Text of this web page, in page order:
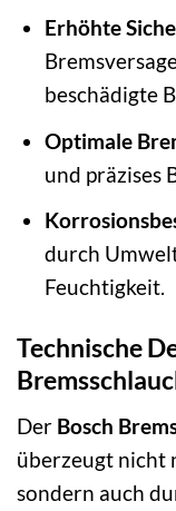
Erhöhte
beschädigte
Optimale
und präzises
durch
Feuchtigkeit.
Technische
Der Bosch
überzeugt nicht
sondern auch